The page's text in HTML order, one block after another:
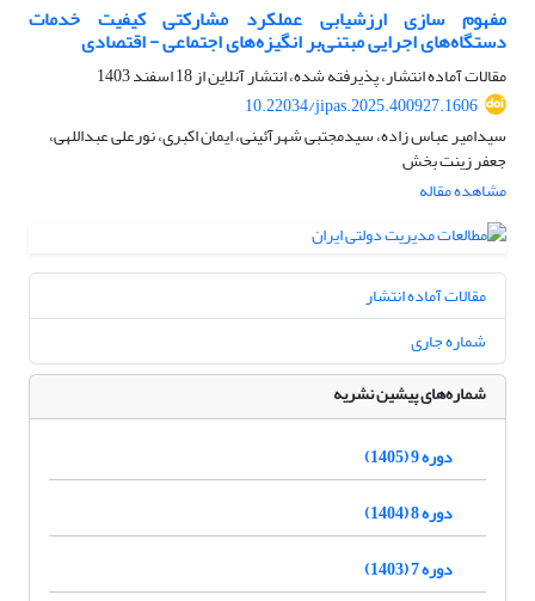
مفهوم سازی ارزشیابی عملکرد مشارکتی کیفیت خدمات
دستگاه‌های اجرایی مبتنی‌بر انگیزه‌های اجتماعی - اقتصادی
مقالات آماده انتشار، پذیرفته شده، انتشار آنلاین از18 اسفند 1403
10.22034/jipas.2025.400927.1606
سیدامیر عباس زاده، سیدمجتبی شهرآئینی، ایمان اکبری، نورعلی عبداللهی،
جعفر زینت بخش
مشاهده مقاله
مقالات آماده انتشار
شماره جاری
شماره‌های پیشین نشریه
دوره 9 (1405)
دوره 8 (1404)
دوره 7 (1403)